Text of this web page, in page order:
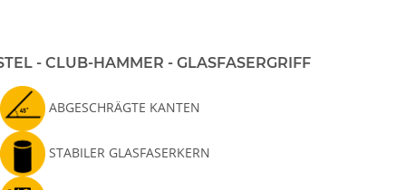
- CLUB-HAMMER - GLASFASERGRIFF
ABGESCHRÄGTE KANTEN
STABILER GLASFASERKERN